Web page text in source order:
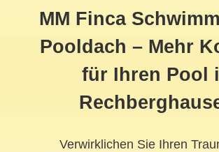
MM Finca
Pooldach – Mehr
für Ihren Pool
Verwirklichen Sie Ihren